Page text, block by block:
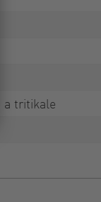
a tritikale